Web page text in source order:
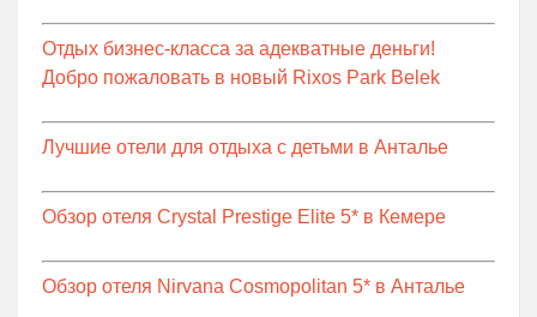
Отдых бизнес-класса за адекватные деньги!
Добро пожаловать в новый Rixos Park Belek
Лучшие отели для отдыха с детьми в Анталье
Обзор отеля Crystal Prestige Elite 5* в Кемере
Обзор отеля Nirvana Cosmopolitan 5* в Анталье